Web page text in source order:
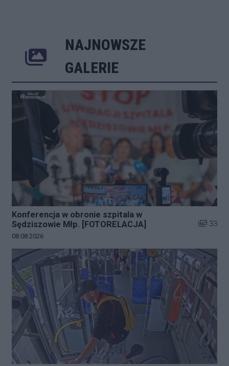
NAJNOWSZE
GALERIE
Konferencja w obronie szpitala w
Sędziszowie Młp. [FOTORELACJA]
Liczba
33
Data dodania galerii:
08.08.2026